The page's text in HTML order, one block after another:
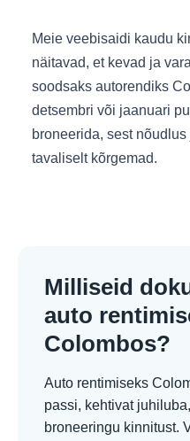
Meie veebisaidi kaudu
näitavad, et kevad ja
soodsaks autorendiks
detsembri või jaanuari
broneerida, sest
tavaliselt kõrgemad.
Milliseid
auto
Colombos?
Auto rentimiseks
passi, kehtivat
broneeringu kinnitust.